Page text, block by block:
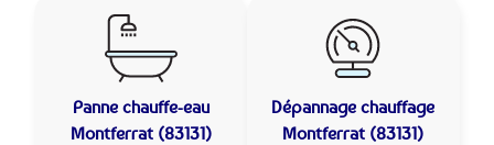
Panne chauffe-eau
Montferrat (83131)
Dépannage chauffage
Montferrat (83131)